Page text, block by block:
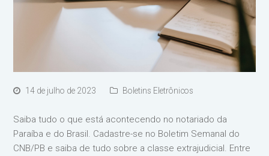
14 de julho de 2023 Boletins Eletrônicos
Saiba tudo o que está acontecendo no notariado da
Paraíba e do Brasil. Cadastre-se no Boletim Semanal do
CNB/PB e saiba de tudo sobre a classe extrajudicial. Entre